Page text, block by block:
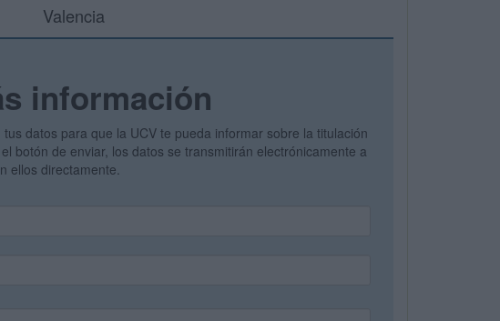
Valencia
información
datos para que la UCV te pueda informar sobre la titulación
botón de enviar, los datos se transmitirán electrónicamente a
ellos directamente.